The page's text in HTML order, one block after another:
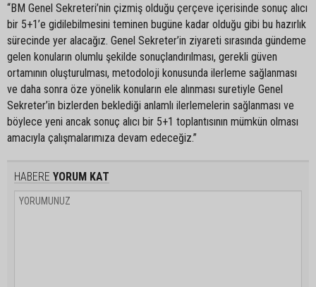
“BM Genel Sekreteri’nin çizmiş olduğu çerçeve içerisinde sonuç alıcı
bir 5+1’e gidilebilmesini teminen bugüne kadar olduğu gibi bu hazırlık
sürecinde yer alacağız. Genel Sekreter’in ziyareti sırasında gündeme
gelen konuların olumlu şekilde sonuçlandırılması, gerekli güven
ortamının oluşturulması, metodoloji konusunda ilerleme sağlanması
ve daha sonra öze yönelik konuların ele alınması suretiyle Genel
Sekreter’in bizlerden beklediği anlamlı ilerlemelerin sağlanması ve
böylece yeni ancak sonuç alıcı bir 5+1 toplantısının mümkün olması
amacıyla çalışmalarımıza devam edeceğiz.”
HABERE YORUM KAT